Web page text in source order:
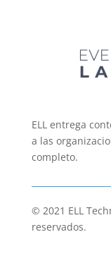
ELL entrega
a las
completo.
© 2021 ELL
reservados.